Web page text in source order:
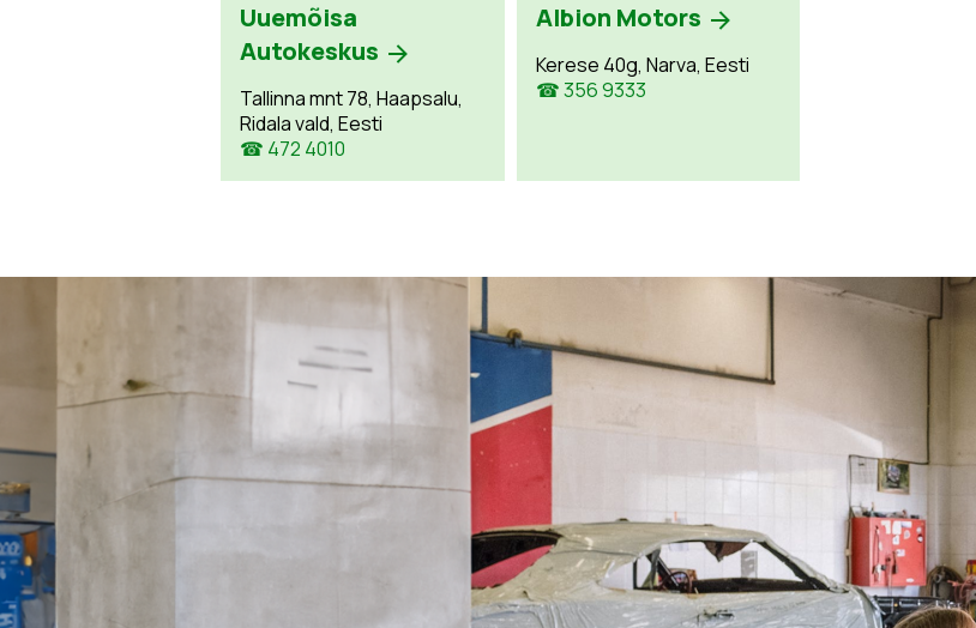
Uuemõisa
Autokeskus
Tallinna mnt 78, Haapsalu,
Ridala vald, Eesti
☎ 472 4010
Albion Motors
Kerese 40g, Narva, Eesti
☎ 356 9333